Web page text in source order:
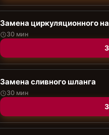
Замена циркуляционного
30 мин
Замена сливного шланга
30 мин